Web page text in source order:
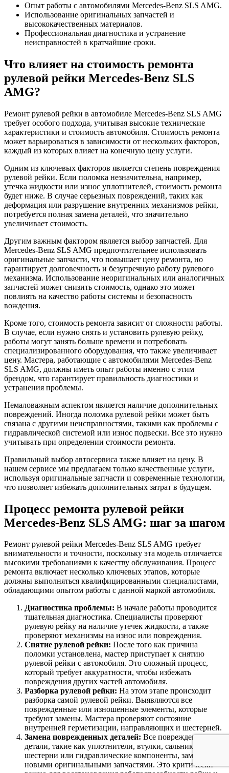
Опыт работы с автомобилями Mercedes-Benz SLS AMG.
Использование оригинальных запчастей и
высококачественных материалов.
Профессиональная диагностика и устранение
неисправностей в кратчайшие сроки.
Что влияет на стоимость ремонта
рулевой рейки Mercedes-Benz SLS
AMG?
Ремонт рулевой рейки в автомобиле Mercedes-Benz SLS AMG
требует особого подхода, учитывая высокие технические
характеристики и стоимость автомобиля. Стоимость ремонта
может варьироваться в зависимости от нескольких факторов,
каждый из которых влияет на конечную цену услуги.
Одним из ключевых факторов является степень повреждения
рулевой рейки. Если поломка незначительна, например,
утечка жидкости или износ уплотнителей, стоимость ремонта
будет ниже. В случае серьезных повреждений, таких как
деформация или разрушение внутренних механизмов рейки,
потребуется полная замена деталей, что значительно
увеличивает стоимость.
Другим важным фактором является выбор запчастей. Для
Mercedes-Benz SLS AMG предпочтительнее использовать
оригинальные запчасти, что повышает цену ремонта, но
гарантирует долговечность и безупречную работу рулевого
механизма. Использование неоригинальных или аналогичных
запчастей может снизить стоимость, однако это может
повлиять на качество работы системы и безопасность
вождения.
Кроме того, стоимость ремонта зависит от сложности работы.
В случае, если нужно снять и установить рулевую рейку,
работы могут занять больше времени и потребовать
специализированного оборудования, что также увеличивает
цену. Мастера, работающие с автомобилями Mercedes-Benz
SLS AMG, должны иметь опыт работы именно с этим
брендом, что гарантирует правильность диагностики и
устранения проблемы.
Немаловажным аспектом является наличие дополнительных
повреждений. Иногда поломка рулевой рейки может быть
связана с другими неисправностями, такими как проблемы с
гидравлической системой или износ подвески. Все это нужно
учитывать при определении стоимости ремонта.
Правильный выбор автосервиса также влияет на цену. В
нашем сервисе мы предлагаем только качественные услуги,
используя оригинальные запчасти и современные технологии,
что позволяет избежать дополнительных затрат в будущем.
Процесс ремонта рулевой рейки
Mercedes-Benz SLS AMG: шаг за шагом
Ремонт рулевой рейки Mercedes-Benz SLS AMG требует
внимательности и точности, поскольку эта модель отличается
высокими требованиями к качеству обслуживания. Процесс
ремонта включает несколько ключевых этапов, которые
должны выполняться квалифицированными специалистами,
обладающими опытом работы с данной маркой автомобиля.
Диагностика проблемы: В начале работы проводится
тщательная диагностика. Специалисты проверяют
рулевую рейку на наличие утечек жидкости, а также
проверяют механизмы на износ или повреждения.
Снятие рулевой рейки: После того как причина
поломки установлена, мастер приступает к снятию
рулевой рейки с автомобиля. Это сложный процесс,
который требует аккуратности, чтобы избежать
повреждения других частей автомобиля.
Разборка рулевой рейки: На этом этапе происходит
разборка самой рулевой рейки. Выявляются все
поврежденные или изношенные элементы, которые
требуют замены. Мастера проверяют состояние
внутренней герметизации, направляющих и шестерней.
Замена поврежденных деталей: Все поврежденные
детали, такие как уплотнители, втулки, сальники,
шестерни или гидравлические компоненты, заменяются
новыми оригинальными запчастями. Это критически